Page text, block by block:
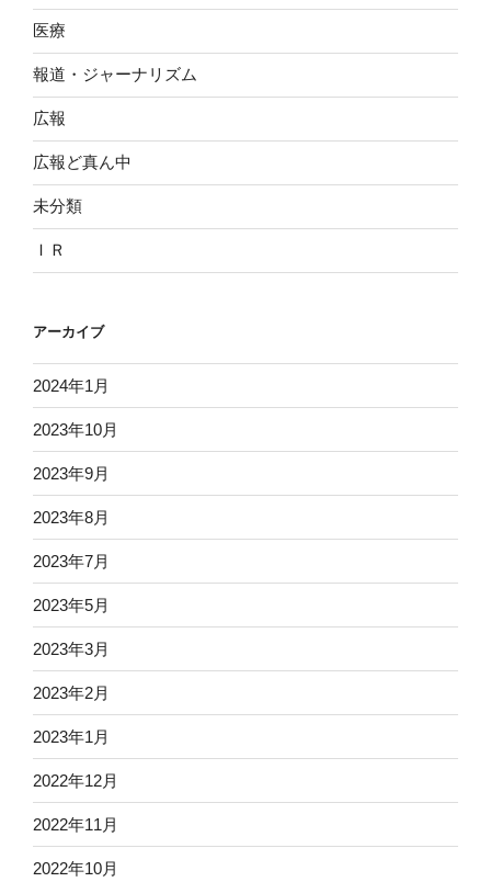
医療
報道・ジャーナリズム
広報
広報ど真ん中
未分類
ＩＲ
アーカイブ
2024年1月
2023年10月
2023年9月
2023年8月
2023年7月
2023年5月
2023年3月
2023年2月
2023年1月
2022年12月
2022年11月
2022年10月